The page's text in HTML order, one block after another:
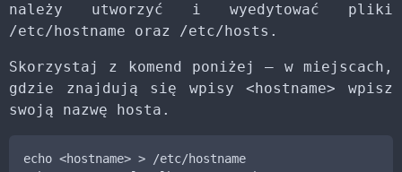
należy utworzyć i wyedytować pliki
/etc/hostname oraz /etc/hosts.
Skorzystaj z komend poniżej – w miejscach,
gdzie znajdują się wpisy <hostname> wpisz
swoją nazwę hosta.
echo <hostname> > /etc/hostname